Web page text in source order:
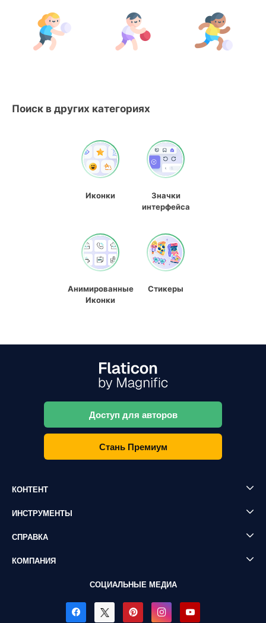
Поиск в других категориях
Иконки
Значки
интерфейса
Анимированные
Иконки
Стикеры
Доступ для авторов
Стань Премиум
КОНТЕНТ
ИНСТРУМЕНТЫ
СПРАВКА
КОМПАНИЯ
СОЦИАЛЬНЫЕ МЕДИА